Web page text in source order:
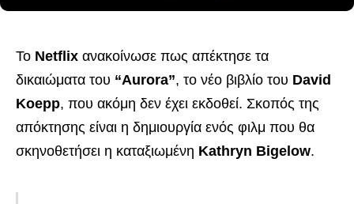
Το Netflix ανακοίνωσε πως απέκτησε τα
δικαιώματα του “Aurora”, το νέο βιβλίο του David
Koepp, που ακόμη δεν έχει εκδοθεί. Σκοπός της
απόκτησης είναι η δημιουργία ενός φιλμ που θα
σκηνοθετήσει η καταξιωμένη Kathryn Bigelow.